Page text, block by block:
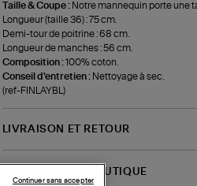
Taille & Coupe : Notre mannequin porte une
Longueur (taille 36) : 75 cm.
Demi-tour de poitrine : 68 cm.
Longueur de manches : 56 cm.
Composition :100% coton.
Conseil d'entretien : Nettoyage à sec.
(ref-FINLAYBL)
LIVRAISON ET RETOUR
DISPONIBILITÉ BOUTIQUE
Continuer sans accepter